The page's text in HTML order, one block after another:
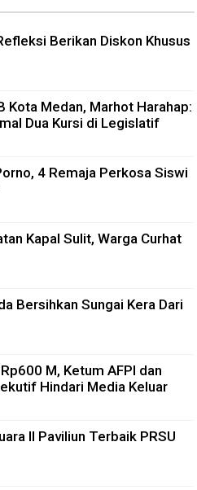
Berikan Diskon Khusus
Kota Medan, Marhot Harahap:
Dua Kursi di Legislatif
4 Remaja Perkosa Siswi
Kapal Sulit, Warga Curhat
Bersihkan Sungai Kera Dari
M, Ketum AFPI dan
Hindari Media Keluar
II Paviliun Terbaik PRSU